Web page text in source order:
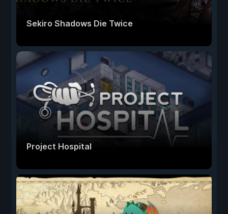
Sekiro Shadows Die Twice
Project Hospital